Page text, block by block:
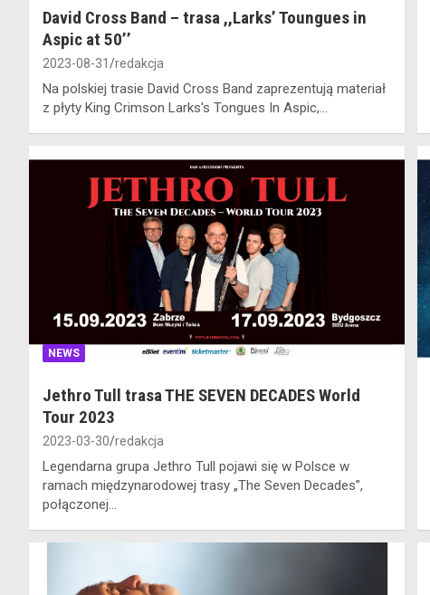
David Cross Band – trasa ,,Larks’ Toungues in
Aspic at 50’’
2023-08-31 redakcja
Na polskiej trasie David Cross Band zaprezentują materiał
z płyty King Crimson Larks's Tongues In Aspic,…
NEWS
Jethro Tull trasa THE SEVEN DECADES World
Tour 2023
2023-03-30 redakcja
Legendarna grupa Jethro Tull pojawi się w Polsce w
ramach międzynarodowej trasy „The Seven Decades”,
połączonej…